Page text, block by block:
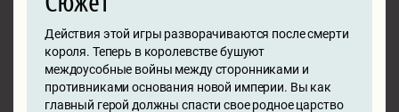
Действия этой игры разворачиваются после смерти
короля. Теперь в королевстве бушуют
междоусобные войны между сторонниками и
противниками основания новой империи. Вы как
главный герой должны спасти свое родное царство